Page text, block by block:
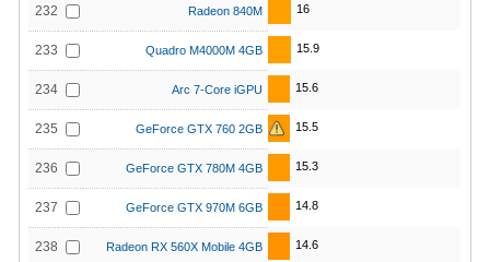
232 Radeon 840M 16
233 Quadro M4000M 4GB 15.9
234 Arc 7-Core iGPU 15.6
235 GeForce GTX 760 2GB 15.5
236 GeForce GTX 780M 4GB 15.3
237 GeForce GTX 970M 6GB 14.8
238 Radeon RX 560X Mobile 4GB 14.6